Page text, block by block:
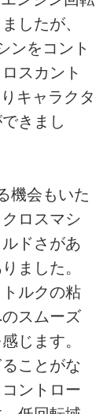
したが、
ンをコント
スカント
キャラクタ
きまし
機会もいた
ロスマシ
ドさがあ
ました。
ルクの粘
スムーズ
じます。
ことがな
ントロー